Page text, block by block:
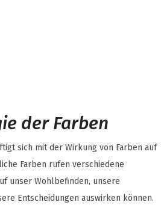
der Farben
sich mit der Wirkung von Farben auf
Farben rufen verschiedene
unser Wohlbefinden, unsere
Entscheidungen auswirken können.